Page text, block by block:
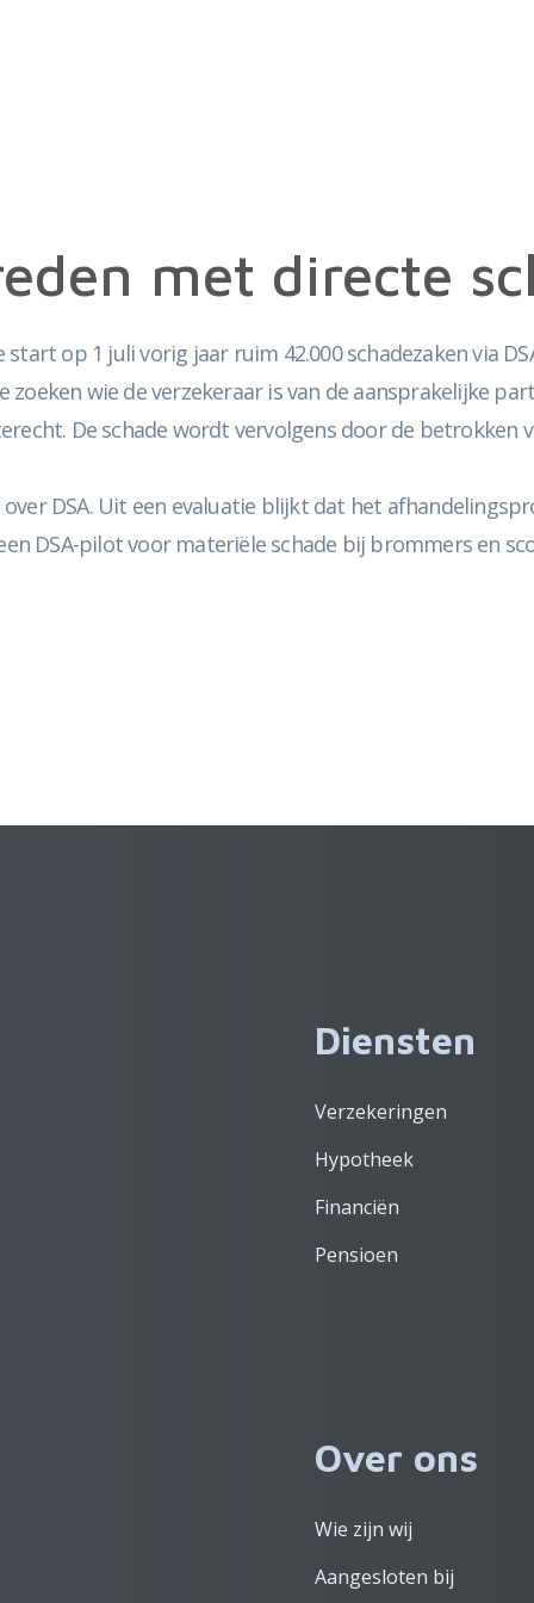
met directe
op 1 juli vorig jaar ruim 42.000 schadezaken via
wie de verzekeraar is van de aansprakelijke
De schade wordt vervolgens door de
DSA. Uit een evaluatie blijkt dat het
DSA-pilot voor materiële schade bij brommers en
Diensten
Verzekeringen
Hypotheek
Financiën
Pensioen
Over ons
Wie zijn wij
Aangesloten bij